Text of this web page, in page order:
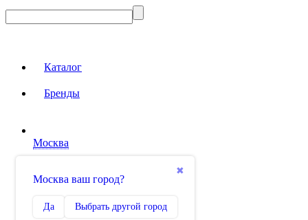
Каталог
Бренды
Москва
✖
Москва ваш город?
Да Выбрать другой город
Сравнение